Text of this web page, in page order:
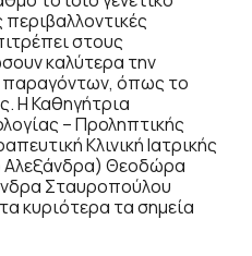
στους
καλύτερα την
παραγόντων, όπως το
Η Καθηγήτρια
– Προληπτικής
Κλινική Ιατρικής
Αλεξάνδρα) Θεοδώρα
Σταυροπούλου
κυριότερα τα σημεία